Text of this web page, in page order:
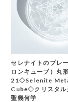
セレナイトのプレ
ロンキューブ）丸形
21◇Selenite
Cube◇クリスタ
聖幾何学